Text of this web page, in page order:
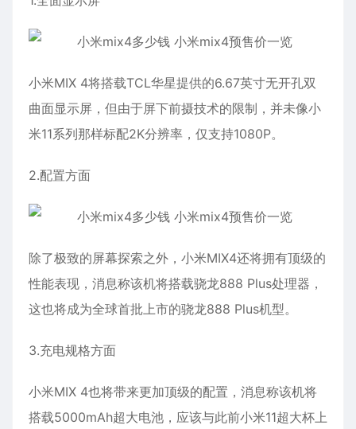
小米MIX 4将搭载TCL华星提供的6.67英寸无开孔双
曲面显示屏，但由于屏下前摄技术的限制，并未像小
米11系列那样标配2K分辨率，仅支持1080P。
2.配置方面
除了极致的屏幕探索之外，小米MIX4还将拥有顶级的
性能表现，消息称该机将搭载骁龙888 Plus处理器，
这也将成为全球首批上市的骁龙888 Plus机型。
3.充电规格方面
小米MIX 4也将带来更加顶级的配置，消息称该机将
搭载5000mAh超大电池，应该与此前小米11超大杯上